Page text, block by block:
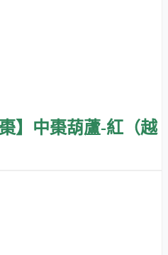
】中棗葫蘆-紅（越